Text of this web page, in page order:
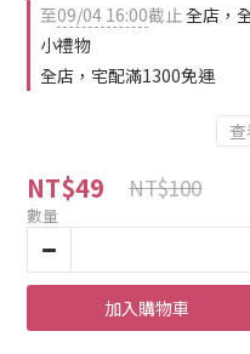
至09/04 16:00截止全店，
小禮物
全店，宅配滿1300免運
NT$49 NT$100
數量
加入購物車